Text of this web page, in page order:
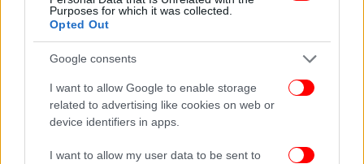
Purposes for which it was collected.
Opted Out
Google consents
I want to allow Google to enable storage
related to advertising like cookies on web or
device identifiers in apps.
I want to allow my user data to be sent to
πρώτοι όλες τις ειδήσεις
Δείτε όλες τις τελευταίες
ΔΙΑΒΑΣΤΕ ΠΕΡΙΣΣΟΤΕΡΑ ΠΆΡΓΑ